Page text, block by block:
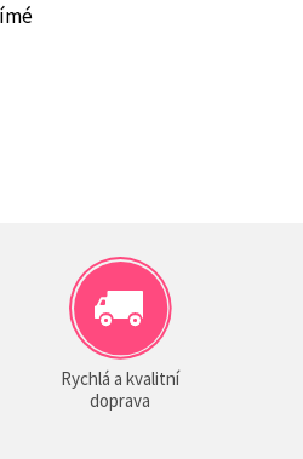
Rychlá a kvalitní
doprava